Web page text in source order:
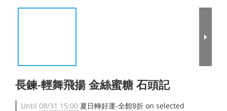
長鍊-輕舞飛揚 金絲蜜糖 石頭記
Until 08/31 15:00 夏日轉好運-全館8折 on selected